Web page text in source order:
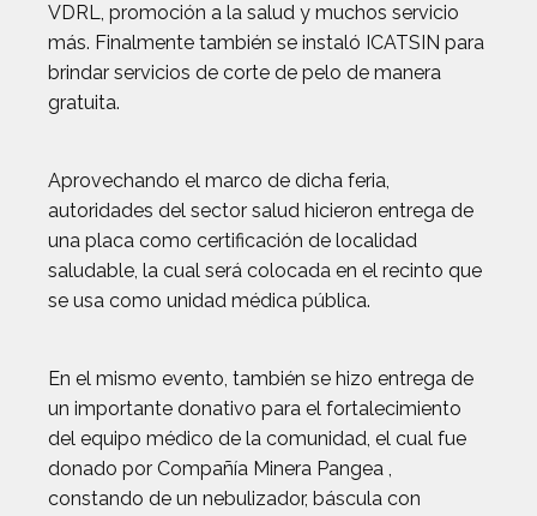
VDRL, promoción a la salud y muchos servicio
más. Finalmente también se instaló ICATSIN para
brindar servicios de corte de pelo de manera
gratuita.
Aprovechando el marco de dicha feria,
autoridades del sector salud hicieron entrega de
una placa como certificación de localidad
saludable, la cual será colocada en el recinto que
se usa como unidad médica pública.
En el mismo evento, también se hizo entrega de
un importante donativo para el fortalecimiento
del equipo médico de la comunidad, el cual fue
donado por Compañía Minera Pangea ,
constando de un nebulizador, báscula con